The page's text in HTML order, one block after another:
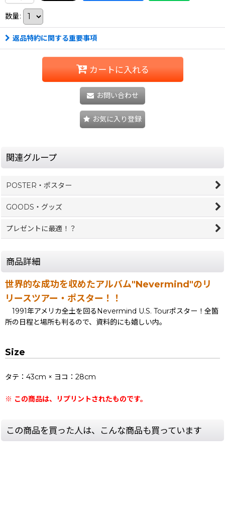
数量:
返品特約に関する重要事項
カートに入れる
お問い合わせ
お気に入り登録
関連グループ
POSTER・ポスター
GOODS・グッズ
プレゼントに最適！？
商品詳細
世界的な成功を収めたアルバム"Nevermind"のリ
リースツアー・ポスター！！
1991年アメリカ全土を回るNevermind U.S. Tourポスター！全箇
所の日程と場所も判るので、資料的にも嬉しい内。
Size
タテ：43cm × ヨコ：28cm
※ この商品は、リプリントされたものです。
この商品を買った人は、こんな商品も買っています